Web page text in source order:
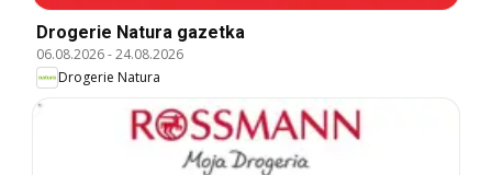
Drogerie Natura gazetka
06.08.2026-24.08.2026
Drogerie Natura